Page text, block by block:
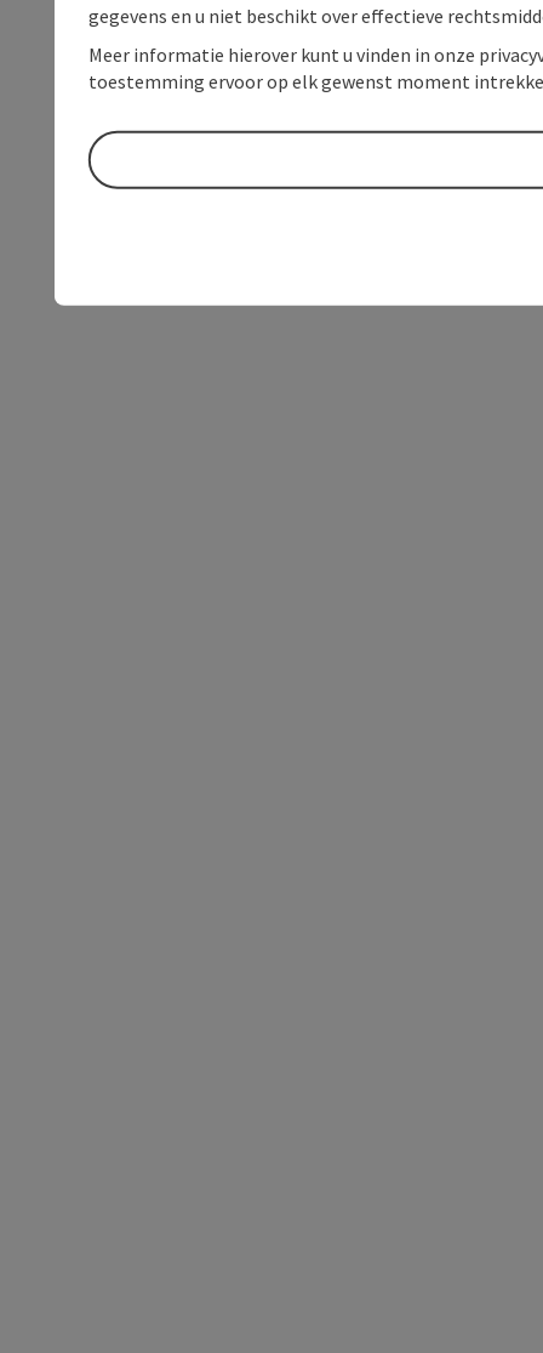
gegevens en u niet beschikt over effectieve
Meer informatie hierover kunt u vinden in onze
toestemming ervoor op elk gewenst moment